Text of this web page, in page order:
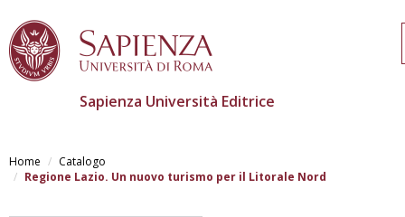
main
content
Sapienza Università Editrice
Home
Catalogo
Regione Lazio. Un nuovo turismo per il Litorale Nord